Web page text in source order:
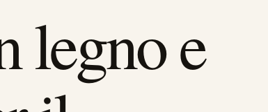
legno e